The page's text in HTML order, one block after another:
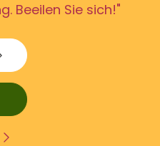
Beeilen Sie sich!"